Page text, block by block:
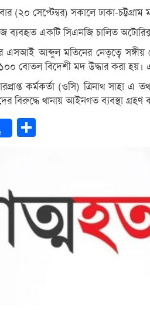
(২০ সেপ্টেম্বর) সকালে ঢাকা-
ব্যবহৃত একটি সিএনজি চালিত
এসআই আব্দুল মতিনের নেতৃত্বে
বোতল বিদেশী মদ উদ্ধার করা হয়।
কর্মকর্তা (ওসি) ত্রিনাথ
বিরুদ্ধে থানায় আইনগত ব্যবস্থা গ্রহণ